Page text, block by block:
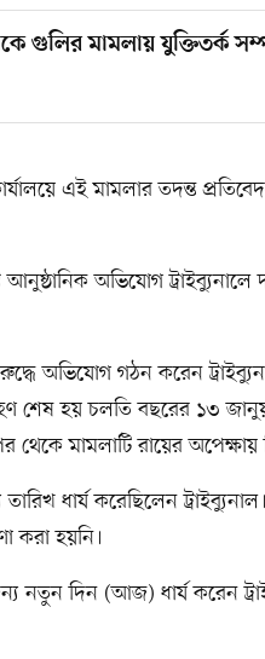
গুলির মামলায় যুক্তিতর্ক
এই মামলার তদন্ত
অভিযোগ ট্রাইব্যুনালে
অভিযোগ গঠন করেন
শেষ হয় চলতি বছরের ১৩
থেকে মামলাটি রায়ের অপেক্ষায়
ধার্য করেছিলেন
করা হয়নি।
নতুন দিন (আজ) ধার্য করেন